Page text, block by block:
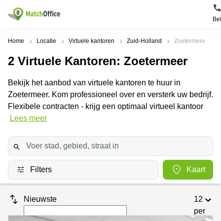
Bel
Huren / Verhuren
Productpagina's
Kantoorruimten
Business
Centers
Coworking
Vergaderruimten
Virtueel
Kantoor
Populaire
Alkmaar
Amsterdam
Oost
Amsterdam
Westpoort
Bergen
op
Zoom
Amersfoort
Breda
Populaire
Kantoorruimte
in Breda
Kantoor
Bergen
op
Zoom
Kantoor
huren
Kantoor
huren
Help
Over ons
Voeg je kantoorruimte toe
Huurprijs
Log in
Home Locatie Virtuele kantoren Zuid-Holland Zoetermeer
2 Virtuele Kantoren: Zoetermeer
Bekijk het aanbod van virtuele kantoren te huur in
Zoetermeer. Kom professioneel over en versterk uw bedrijf.
Flexibele contracten - krijg een optimaal virtueel kantoor
Lees meer
Filters Kaart
Nieuwste
12
per